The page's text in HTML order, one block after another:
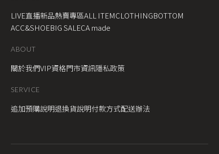
LIVE直播新品熱賣專區ALL ITEMCLOTHINGBOTTOM
ACC&SHOEBIG SALECA made
ABOUT
關於我們VIP資格門市資訊隱私政策
SERVICE
追加預購說明退換貨說明付款方式配送辦法